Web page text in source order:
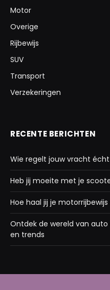
Motor
Overige
Rijbewijs
SUV
Transport
Verzekeringen
RECENTE BERICHTEN
Wie regelt jouw vracht
Heb jij moeite met je
Hoe haal jij je motorrijbewijs
Ontdek de wereld van auto
en trends